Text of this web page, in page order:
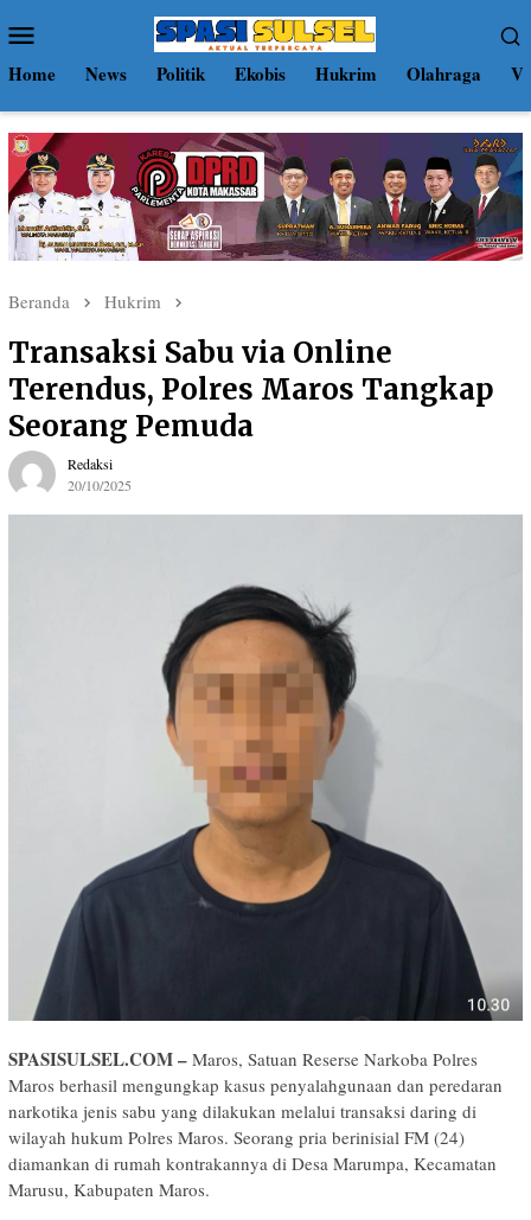
ke
kontenMobile
Home News Politik Ekobis Hukrim Olahraga
Beranda Hukrim
Transaksi Sabu via Online
Terendus, Polres Maros Tangkap
Seorang Pemuda
Redaksi
20/10/2025
SPASISULSEL.COM – Maros, Satuan Reserse Narkoba Polres
Maros berhasil mengungkap kasus penyalahgunaan dan peredaran
narkotika jenis sabu yang dilakukan melalui transaksi daring di
wilayah hukum Polres Maros. Seorang pria berinisial FM (24)
diamankan di rumah kontrakannya di Desa Marumpa, Kecamatan
Marusu, Kabupaten Maros.